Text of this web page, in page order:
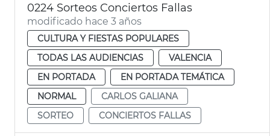
0224 Sorteos Conciertos Fallas
modificado hace 3 años
CULTURA Y FIESTAS POPULARES
TODAS LAS AUDIENCIAS
VALENCIA
EN PORTADA
EN PORTADA TEMÁTICA
NORMAL
CARLOS GALIANA
SORTEO
CONCIERTOS FALLAS